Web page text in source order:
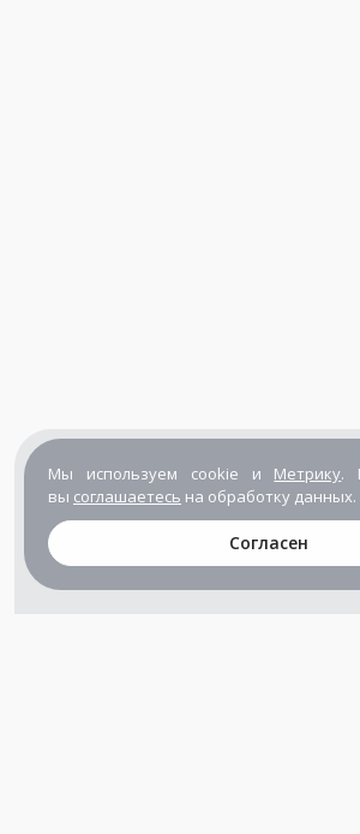
Мы используем cookie и Метрику.
вы соглашаетесь на обработку данных.
Согласен